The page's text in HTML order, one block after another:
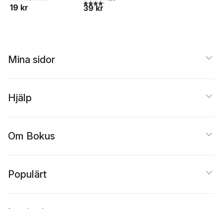
19 kr
4,2utav 5 stjärnor. Totalt antal röster:
39 kr
Mina sidor
Hjälp
Om Bokus
Populärt